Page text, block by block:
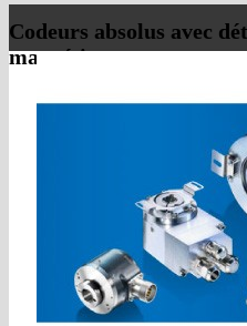
Codeurs absolus avec
magnétique